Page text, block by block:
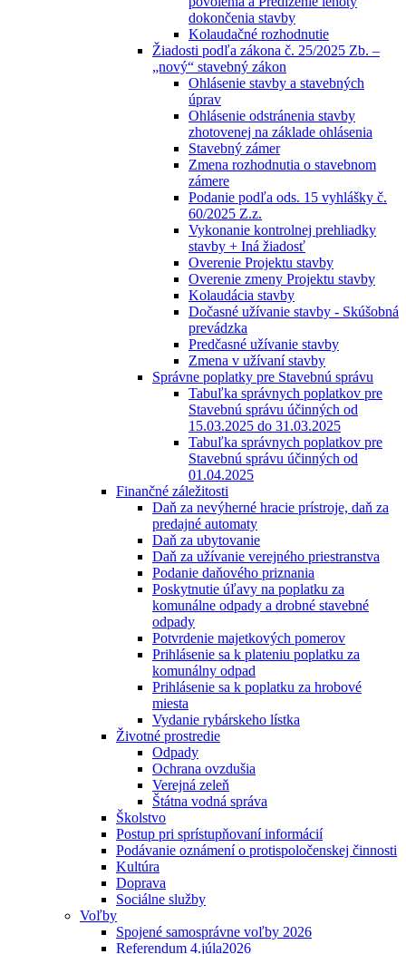
dokončenia stavby
Kolaudačné rozhodnutie
Žiadosti podľa zákona č. 25/2025 Zb. –
„nový“ stavebný zákon
Ohlásenie stavby a stavebných
úprav
Ohlásenie odstránenia stavby
zhotovenej na základe ohlásenia
Stavebný zámer
Zmena rozhodnutia o stavebnom
zámere
Podanie podľa ods. 15 vyhlášky č.
60/2025 Z.z.
Vykonanie kontrolnej prehliadky
stavby + Iná žiadosť
Overenie Projektu stavby
Overenie zmeny Projektu stavby
Kolaudácia stavby
Dočasné užívanie stavby - Skúšobná
prevádzka
Predčasné užívanie stavby
Zmena v užívaní stavby
Správne poplatky pre Stavebnú správu
Tabuľka správnych poplatkov pre
Stavebnú správu účinných od
15.03.2025 do 31.03.2025
Tabuľka správnych poplatkov pre
Stavebnú správu účinných od
01.04.2025
Finančné záležitosti
Daň za nevýherné hracie prístroje, daň za
predajné automaty
Daň za ubytovanie
Daň za užívanie verejného priestranstva
Podanie daňového priznania
Poskytnutie úľavy na poplatku za
komunálne odpady a drobné stavebné
odpady
Potvrdenie majetkových pomerov
Prihlásenie sa k plateniu poplatku za
komunálny odpad
Prihlásenie sa k poplatku za hrobové
miesta
Vydanie rybárskeho lístka
Životné prostredie
Odpady
Ochrana ovzdušia
Verejná zeleň
Štátna vodná správa
Školstvo
Postup pri sprístupňovaní informácií
Podávanie oznámení o protispoločenskej činnosti
Kultúra
Doprava
Sociálne služby
Voľby
Spojené samosprávne voľby 2026
Referendum 4.júla2026